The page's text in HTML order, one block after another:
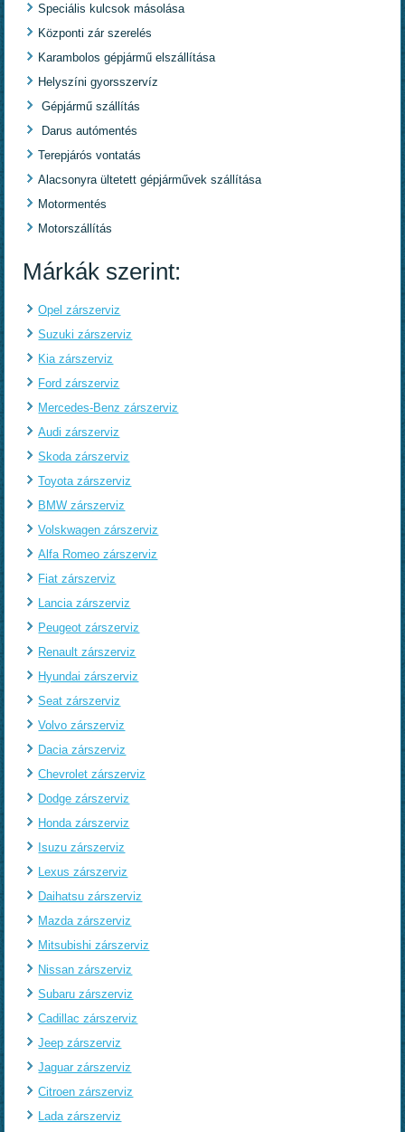
Speciális kulcsok másolása
Központi zár szerelés
Karambolos gépjármű elszállítása
Helyszíni gyorsszervíz
Gépjármű szállítás
Darus autómentés
Terepjárós vontatás
Alacsonyra ültetett gépjárművek szállítása
Motormentés
Motorszállítás
Márkák szerint:
Opel zárszerviz
Suzuki zárszerviz
Kia zárszerviz
Ford zárszerviz
Mercedes-Benz zárszerviz
Audi zárszerviz
Skoda zárszerviz
Toyota zárszerviz
BMW zárszerviz
Volskwagen zárszerviz
Alfa Romeo zárszerviz
Fiat zárszerviz
Lancia zárszerviz
Peugeot zárszerviz
Renault zárszerviz
Hyundai zárszerviz
Seat zárszerviz
Volvo zárszerviz
Dacia zárszerviz
Chevrolet zárszerviz
Dodge zárszerviz
Honda zárszerviz
Isuzu zárszerviz
Lexus zárszerviz
Daihatsu zárszerviz
Mazda zárszerviz
Mitsubishi zárszerviz
Nissan zárszerviz
Subaru zárszerviz
Cadillac zárszerviz
Jeep zárszerviz
Jaguar zárszerviz
Citroen zárszerviz
Lada zárszerviz